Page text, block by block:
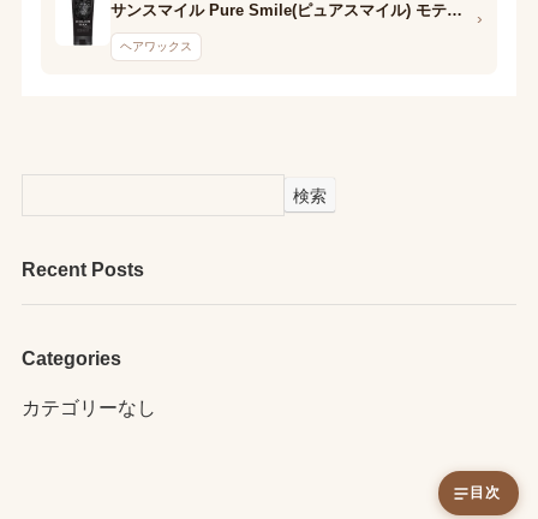
サンスマイル Pure Smile(ピュアスマイル) モテワックス ヘアカラーワックス(ゴールド)
ヘアワックス
›
検索
Recent Posts
Categories
カテゴリーなし
目次